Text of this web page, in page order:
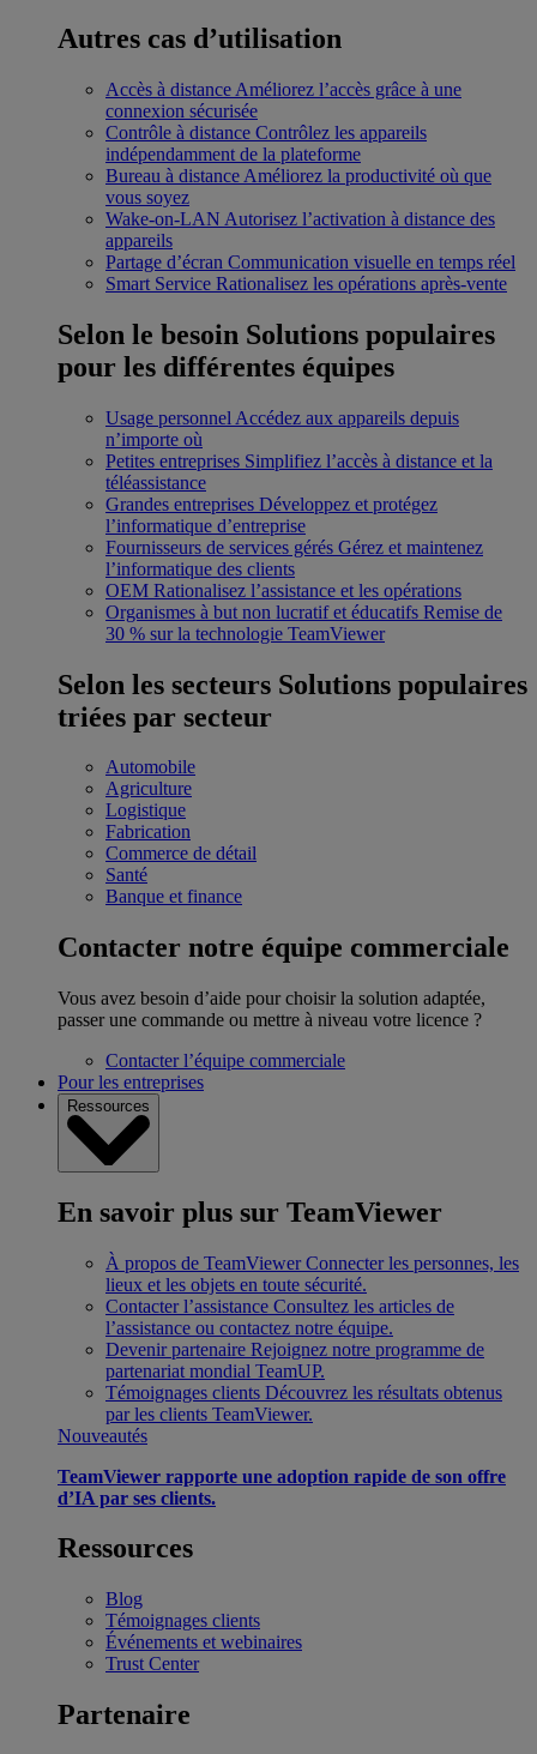
Autres cas d’utilisation
Accès à distance Améliorez l’accès grâce à une
connexion sécurisée
Contrôle à distance Contrôlez les appareils
indépendamment de la plateforme
Bureau à distance Améliorez la productivité où que
vous soyez
Wake-on-LAN Autorisez l’activation à distance des
appareils
Partage d’écran Communication visuelle en temps réel
Smart Service Rationalisez les opérations après-vente
Selon le besoin Solutions populaires
pour les différentes équipes
Usage personnel Accédez aux appareils depuis
n’importe où
Petites entreprises Simplifiez l’accès à distance et la
téléassistance
Grandes entreprises Développez et protégez
l’informatique d’entreprise
Fournisseurs de services gérés Gérez et maintenez
l’informatique des clients
OEM Rationalisez l’assistance et les opérations
Organismes à but non lucratif et éducatifs Remise de
30 % sur la technologie TeamViewer
Selon les secteurs Solutions populaires
triées par secteur
Automobile
Agriculture
Logistique
Fabrication
Commerce de détail
Santé
Banque et finance
Contacter notre équipe commerciale
Vous avez besoin d’aide pour choisir la solution adaptée,
passer une commande ou mettre à niveau votre licence ?
Contacter l’équipe commerciale
Pour les entreprises
Ressources
En savoir plus sur TeamViewer
À propos de TeamViewer Connecter les personnes, les
lieux et les objets en toute sécurité.
Contacter l’assistance Consultez les articles de
l’assistance ou contactez notre équipe.
Devenir partenaire Rejoignez notre programme de
partenariat mondial TeamUP.
Témoignages clients Découvrez les résultats obtenus
par les clients TeamViewer.
Nouveautés
TeamViewer rapporte une adoption rapide de son offre
d’IA par ses clients.
Ressources
Blog
Témoignages clients
Événements et webinaires
Trust Center
Partenaire